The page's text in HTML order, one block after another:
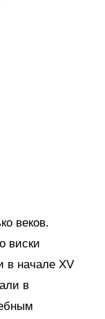
веков.
виски
в начале XV
в